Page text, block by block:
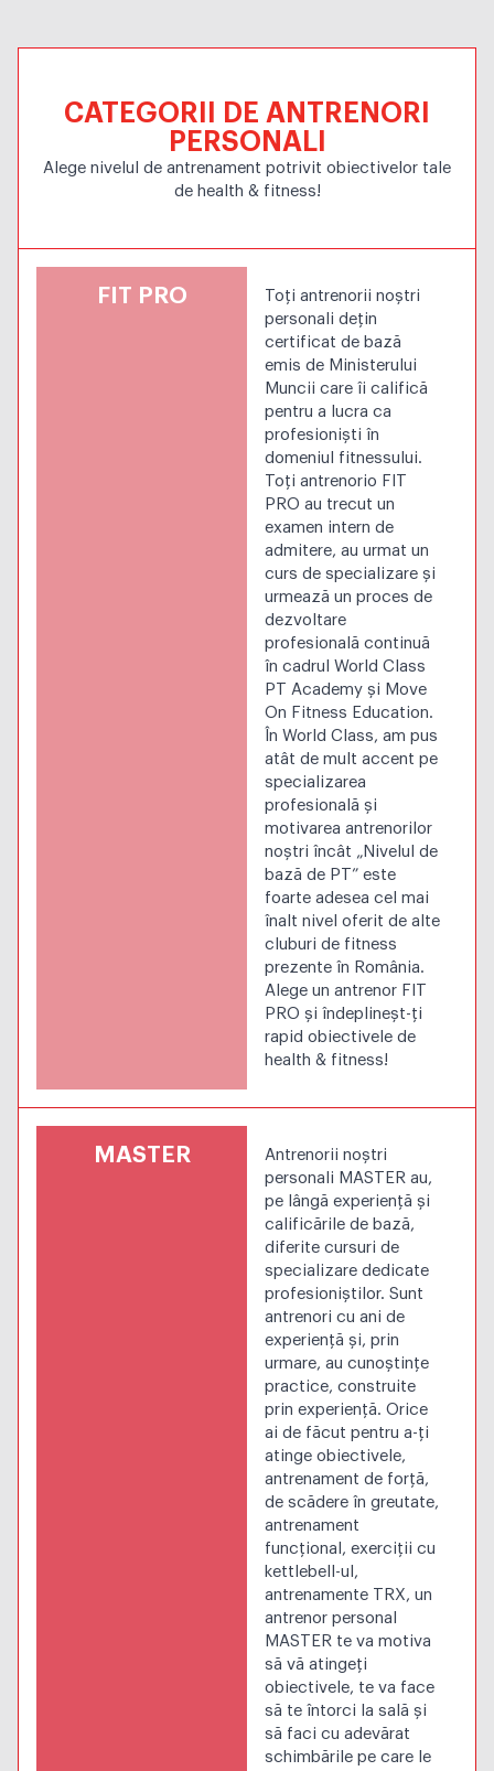
CATEGORII DE ANTRENORI
PERSONALI
Alege nivelul de antrenament potrivit obiectivelor tale
de health & fitness!
FIT PRO
Toți antrenorii noștri
personali dețin
certificat de bază
emis de Ministerului
Muncii care îi califică
pentru a lucra ca
profesioniști în
domeniul fitnessului.
Toți antrenorio FIT
PRO au trecut un
examen intern de
admitere, au urmat un
curs de specializare și
urmează un proces de
dezvoltare
profesională continuă
în cadrul World Class
PT Academy și Move
On Fitness Education.
În World Class, am pus
atât de mult accent pe
specializarea
profesională și
motivarea antrenorilor
noștri încât „Nivelul de
bază de PT” este
foarte adesea cel mai
înalt nivel oferit de alte
cluburi de fitness
prezente în România.
Alege un antrenor FIT
PRO și îndeplineșt-ți
rapid obiectivele de
health & fitness!
MASTER
Antrenorii noștri
personali MASTER au,
pe lângă experiență și
calificările de bază,
diferite cursuri de
specializare dedicate
profesioniștilor. Sunt
antrenori cu ani de
experiență și, prin
urmare, au cunoștințe
practice, construite
prin experiență. Orice
ai de făcut pentru a-ți
atinge obiectivele,
antrenament de forță,
de scădere în greutate,
antrenament
funcțional, exerciții cu
kettlebell-ul,
antrenamente TRX, un
antrenor personal
MASTER te va motiva
să vă atingeți
obiectivele, te va face
să te întorci la sală și
să faci cu adevărat
schimbările pe care le